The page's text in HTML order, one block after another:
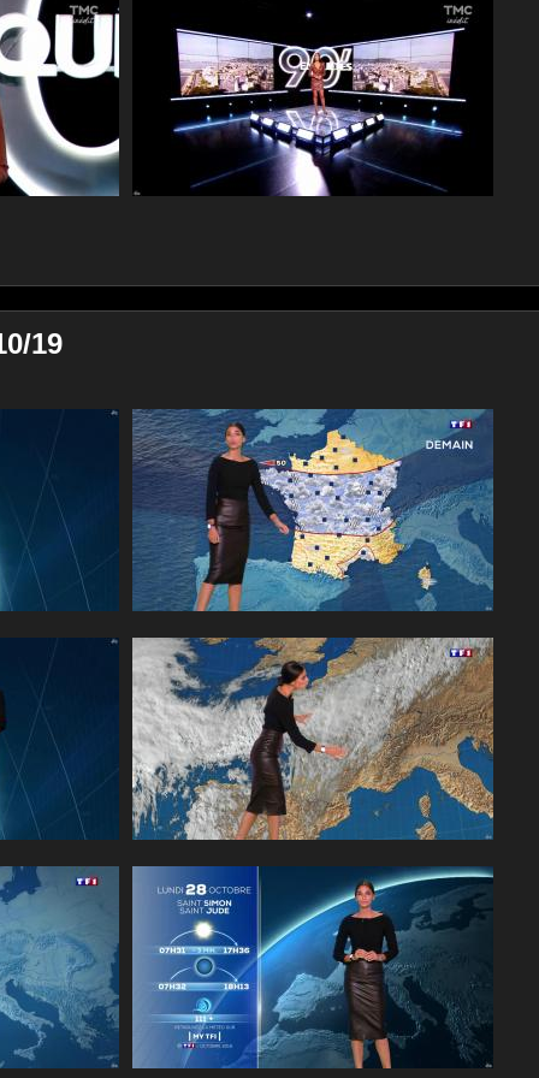
19